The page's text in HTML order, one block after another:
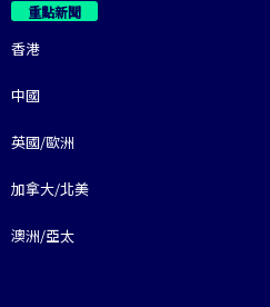
重點新聞
香港
中國
英國/歐洲
加拿大/北美
澳洲/亞太